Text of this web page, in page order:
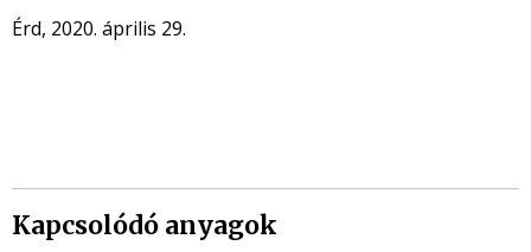
Érd, 2020. április 29.
Kapcsolódó anyagok